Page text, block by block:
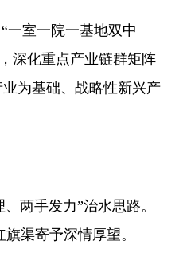
室一院一基地双中
深化重点产业链群矩阵
为基础、战略性新兴产
两手发力”治水思路。
渠寄予深情厚望。